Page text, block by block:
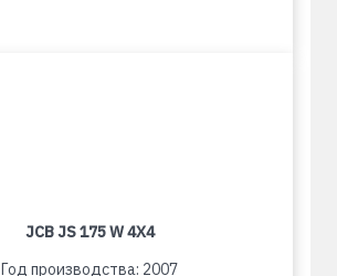
JCB JS 175 W 4X4
Год производства: 2007